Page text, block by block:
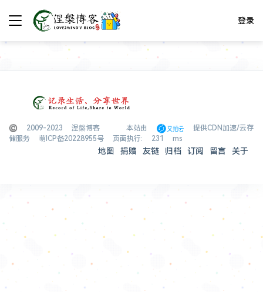
登录
© 2009-2023 涅槃博客 本站由
提供CDN加速/云存
储服务
萌ICP备20228955号 页面执行: 231 ms
地图 捐赠 友链 归档 订阅 留言 关于